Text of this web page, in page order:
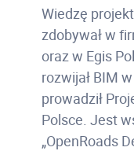
Wiedzę
zdobywał w
oraz w Egis
rozwijał BIM
prowadził
Polsce. Jest
„OpenRoads